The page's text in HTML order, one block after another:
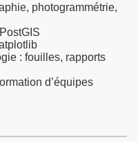
photogrammétrie,
: fouilles, rapports
d’équipes